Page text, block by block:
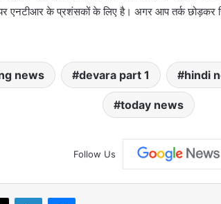
एनटीआर के प्रशंसकों के लिए है। अगर आप तर्क छोड़कर
news devara part 1 hindi
today news
Follow Us
X LinkedInMessenger